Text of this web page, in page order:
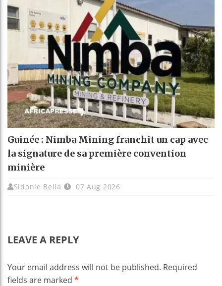
Guinée : Nimba Mining franchit un cap avec
la signature de sa première convention
minière
Sidonie Bella 07 Aug 2026
LEAVE A REPLY
Your email address will not be published. Required
fields are marked *